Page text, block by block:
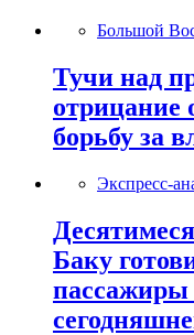
Большой
Тучи над
отрицание
борьбу за
Экспресс-
Баку
пассажиры